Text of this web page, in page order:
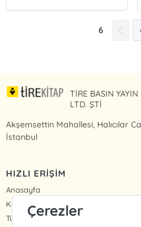
6
TİRE BASIN
LTD. ŞTİ
Akşemsettin Mahallesi, Halıcılar
İstanbul
HIZLI ERİŞİM
Anasayfa
Kategoriler
Tüm Kitaplar
Çerezler